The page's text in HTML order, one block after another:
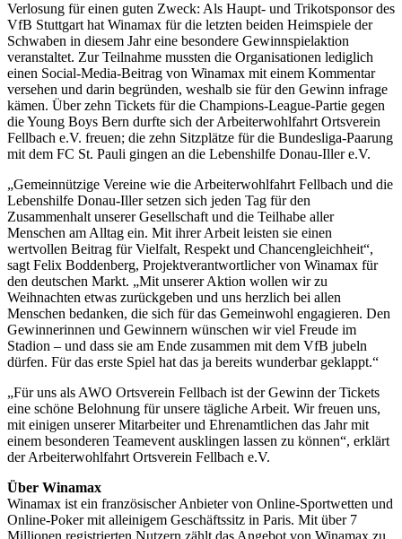
Verlosung für einen guten Zweck: Als Haupt- und Trikotsponsor des
VfB Stuttgart hat Winamax für die letzten beiden Heimspiele der
Schwaben in diesem Jahr eine besondere Gewinnspielaktion
veranstaltet. Zur Teilnahme mussten die Organisationen lediglich
einen Social-Media-Beitrag von Winamax mit einem Kommentar
versehen und darin begründen, weshalb sie für den Gewinn infrage
kämen. Über zehn Tickets für die Champions-League-Partie gegen
die Young Boys Bern durfte sich der Arbeiterwohlfahrt Ortsverein
Fellbach e.V. freuen; die zehn Sitzplätze für die Bundesliga-Paarung
mit dem FC St. Pauli gingen an die Lebenshilfe Donau-Iller e.V.
„Gemeinnützige Vereine wie die Arbeiterwohlfahrt Fellbach und die
Lebenshilfe Donau-Iller setzen sich jeden Tag für den
Zusammenhalt unserer Gesellschaft und die Teilhabe aller
Menschen am Alltag ein. Mit ihrer Arbeit leisten sie einen
wertvollen Beitrag für Vielfalt, Respekt und Chancengleichheit“,
sagt Felix Boddenberg, Projektverantwortlicher von Winamax für
den deutschen Markt. „Mit unserer Aktion wollen wir zu
Weihnachten etwas zurückgeben und uns herzlich bei allen
Menschen bedanken, die sich für das Gemeinwohl engagieren. Den
Gewinnerinnen und Gewinnern wünschen wir viel Freude im
Stadion – und dass sie am Ende zusammen mit dem VfB jubeln
dürfen. Für das erste Spiel hat das ja bereits wunderbar geklappt.“
„Für uns als AWO Ortsverein Fellbach ist der Gewinn der Tickets
eine schöne Belohnung für unsere tägliche Arbeit. Wir freuen uns,
mit einigen unserer Mitarbeiter und Ehrenamtlichen das Jahr mit
einem besonderen Teamevent ausklingen lassen zu können“, erklärt
der Arbeiterwohlfahrt Ortsverein Fellbach e.V.
Über Winamax
Winamax ist ein französischer Anbieter von Online-Sportwetten und
Online-Poker mit alleinigem Geschäftssitz in Paris. Mit über 7